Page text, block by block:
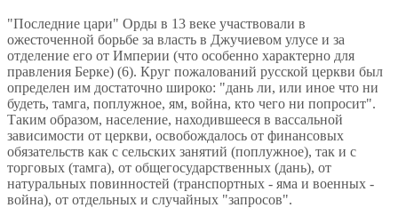
"Последние цари" Орды в 13 веке участвовали в
ожесточенной борьбе за власть в Джучиевом улусе и за
отделение его от Империи (что особенно характерно для
правления Берке) (6). Круг пожалований русской церкви был
определен им достаточно широко: "дань ли, или иное что ни
будеть, тамга, поплужное, ям, война, кто чего ни попросит".
Таким образом, население, находившееся в вассальной
зависимости от церкви, освобождалось от финансовых
обязательств как с сельских занятий (поплужное), так и с
торговых (тамга), от общегосударственных (дань), от
натуральных повинностей (транспортных - яма и военных -
война), от отдельных и случайных "запросов".